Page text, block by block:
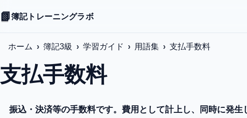
📗簿記トレーニングラボ
ホーム 簿記3級 学習ガイド 用語集 支払手数料
支払手数料
振込・決済等の手数料です。費用として計上し、同時に発生